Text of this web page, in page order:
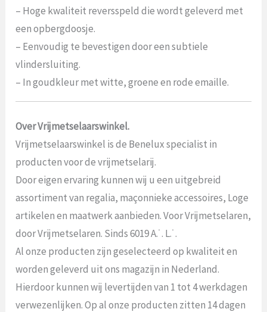
– Hoge kwaliteit reversspeld die wordt geleverd met
een opbergdoosje.
– Eenvoudig te bevestigen door een subtiele
vlindersluiting.
– In goudkleur met witte, groene en rode emaille.
Over Vrijmetselaarswinkel.
Vrijmetselaarswinkel is de Benelux specialist in
producten voor de vrijmetselarij.
Door eigen ervaring kunnen wij u een uitgebreid
assortiment van regalia, maçonnieke accessoires, Loge
artikelen en maatwerk aanbieden. Voor Vrijmetselaren,
door Vrijmetselaren. Sinds 6019 A.˙. L.˙.
Al onze producten zijn geselecteerd op kwaliteit en
worden geleverd uit ons magazijn in Nederland.
Hierdoor kunnen wij levertijden van 1 tot 4 werkdagen
verwezenlijken. Op al onze producten zitten 14 dagen